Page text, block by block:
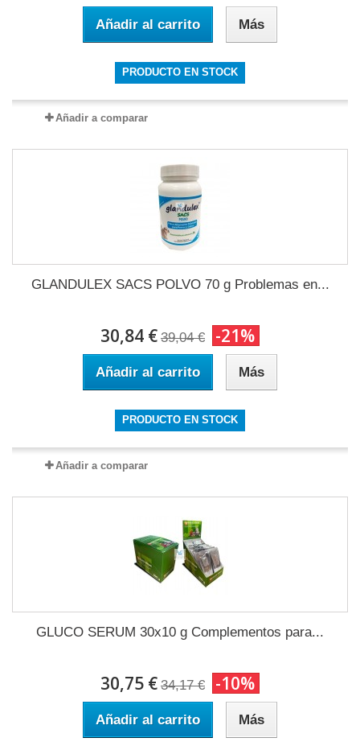
Añadir al carrito Más
PRODUCTO EN STOCK
Añadir a comparar
GLANDULEX SACS POLVO 70 g Problemas en...
30,84 € 39,04 € -21%
Añadir al carrito Más
PRODUCTO EN STOCK
Añadir a comparar
GLUCO SERUM 30x10 g Complementos para...
30,75 € 34,17 € -10%
Añadir al carrito Más